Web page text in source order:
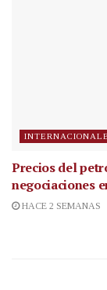
Precios del
negociaciones
HACE 2 SEMANAS